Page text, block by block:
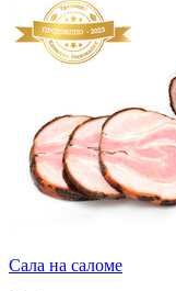
Сала на саломе